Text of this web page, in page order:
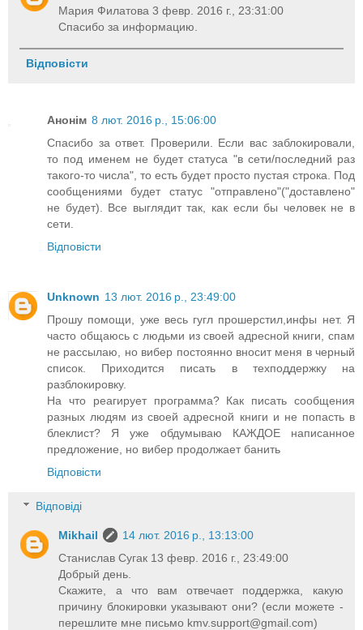
Мария Филатова 3 февр. 2016 г., 23:31:00
Спасибо за информацию.
Відповісти
Анонім 8 лют. 2016 р., 15:06:00
Спасибо за ответ. Проверили. Если вас заблокировали,
то под именем не будет статуса "в сети/последний раз
такого-то числа", то есть будет просто пустая строка. Под
сообщениями будет статус "отправлено"("доставлено"
не будет). Все выглядит так, как если бы человек не в
сети.
Відповісти
Unknown 13 лют. 2016 р., 23:49:00
Прошу помощи, уже весь гугл прошерстил,инфы нет. Я
часто общаюсь с людьми из своей адресной книги, спам
не рассылаю, но вибер постоянно вносит меня в черный
список. Приходится писать в техподдержку на
разблокировку.
На что реагирует программа? Как писать сообщения
разных людям из своей адресной книги и не попасть в
блеклист? Я уже обдумываю КАЖДОЕ написанное
предложение, но вибер продолжает банить
Відповісти
Відповіді
Mikhail
14 лют. 2016 р., 13:13:00
Станислав Сугак 13 февр. 2016 г., 23:49:00
Добрый день.
Скажите, а что вам отвечает поддержка, какую
причину блокировки указывают они? (если можете -
перешлите мне письмо kmv.support@gmail.com)